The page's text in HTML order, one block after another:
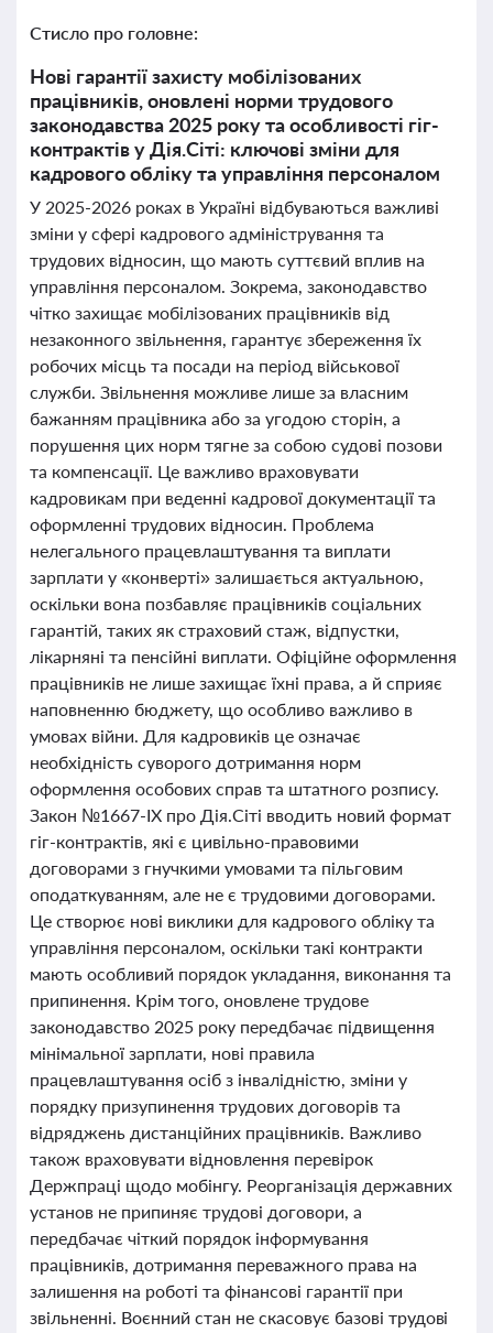
Стисло про головне:
Нові гарантії захисту мобілізованих
працівників, оновлені норми трудового
законодавства 2025 року та особливості гіг-
контрактів у Дія.Сіті: ключові зміни для
кадрового обліку та управління персоналом
У 2025-2026 роках в Україні відбуваються важливі
зміни у сфері кадрового адміністрування та
трудових відносин, що мають суттєвий вплив на
управління персоналом. Зокрема, законодавство
чітко захищає мобілізованих працівників від
незаконного звільнення, гарантує збереження їх
робочих місць та посади на період військової
служби. Звільнення можливе лише за власним
бажанням працівника або за угодою сторін, а
порушення цих норм тягне за собою судові позови
та компенсації. Це важливо враховувати
кадровикам при веденні кадрової документації та
оформленні трудових відносин. Проблема
нелегального працевлаштування та виплати
зарплати у «конверті» залишається актуальною,
оскільки вона позбавляє працівників соціальних
гарантій, таких як страховий стаж, відпустки,
лікарняні та пенсійні виплати. Офіційне оформлення
працівників не лише захищає їхні права, а й сприяє
наповненню бюджету, що особливо важливо в
умовах війни. Для кадровиків це означає
необхідність суворого дотримання норм
оформлення особових справ та штатного розпису.
Закон №1667-IX про Дія.Сіті вводить новий формат
гіг-контрактів, які є цивільно-правовими
договорами з гнучкими умовами та пільговим
оподаткуванням, але не є трудовими договорами.
Це створює нові виклики для кадрового обліку та
управління персоналом, оскільки такі контракти
мають особливий порядок укладання, виконання та
припинення. Крім того, оновлене трудове
законодавство 2025 року передбачає підвищення
мінімальної зарплати, нові правила
працевлаштування осіб з інвалідністю, зміни у
порядку призупинення трудових договорів та
відряджень дистанційних працівників. Важливо
також враховувати відновлення перевірок
Держпраці щодо мобінгу. Реорганізація державних
установ не припиняє трудові договори, а
передбачає чіткий порядок інформування
працівників, дотримання переважного права на
залишення на роботі та фінансові гарантії при
звільненні. Воєнний стан не скасовує базові трудові